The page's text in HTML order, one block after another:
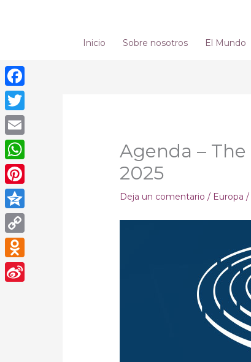
Inicio Sobre nosotros El Mundo
Agenda – The
2025
Deja un comentario / Europa /
Facebook
Twitter
Email
WhatsApp
Pinterest
Qzone
Copy
Link
Odnoklassniki